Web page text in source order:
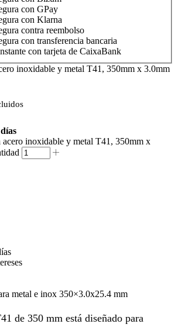
inoxidable y metal T41, 350mm x 3.0mm
acero inoxidable y metal T41, 350mm x
metal e inox 350×3.0x25.4 mm
de 350 mm está diseñado para